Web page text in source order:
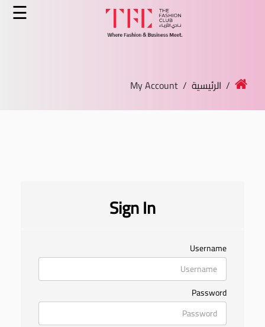
☰
×
الدورات
الخدمات
اتصل بنا
معاً نحو خلق مجتمع مبدع في عالم الأزياء
/ الرئيسية / My Account
Sign In
Username
Password